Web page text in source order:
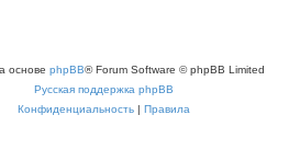
основе phpBB® Forum Software © phpBB Limited
Русская поддержка phpBB
Конфиденциальность| Правила